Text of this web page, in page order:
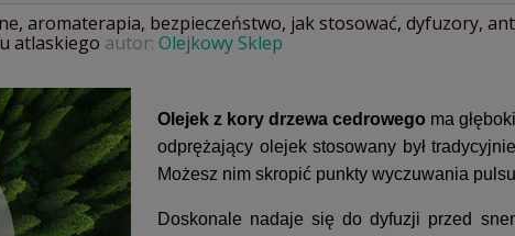
, aromaterapia, bezpieczeństwo, jak stosować, dyfuzory,
atlaskiego autor: Olejkowy Sklep
Olejek z kory drzewa cedrowego ma
odprężający olejek stosowany był
Możesz nim skropić punkty wyczuwania
Doskonale nadaje się do dyfuzji przed